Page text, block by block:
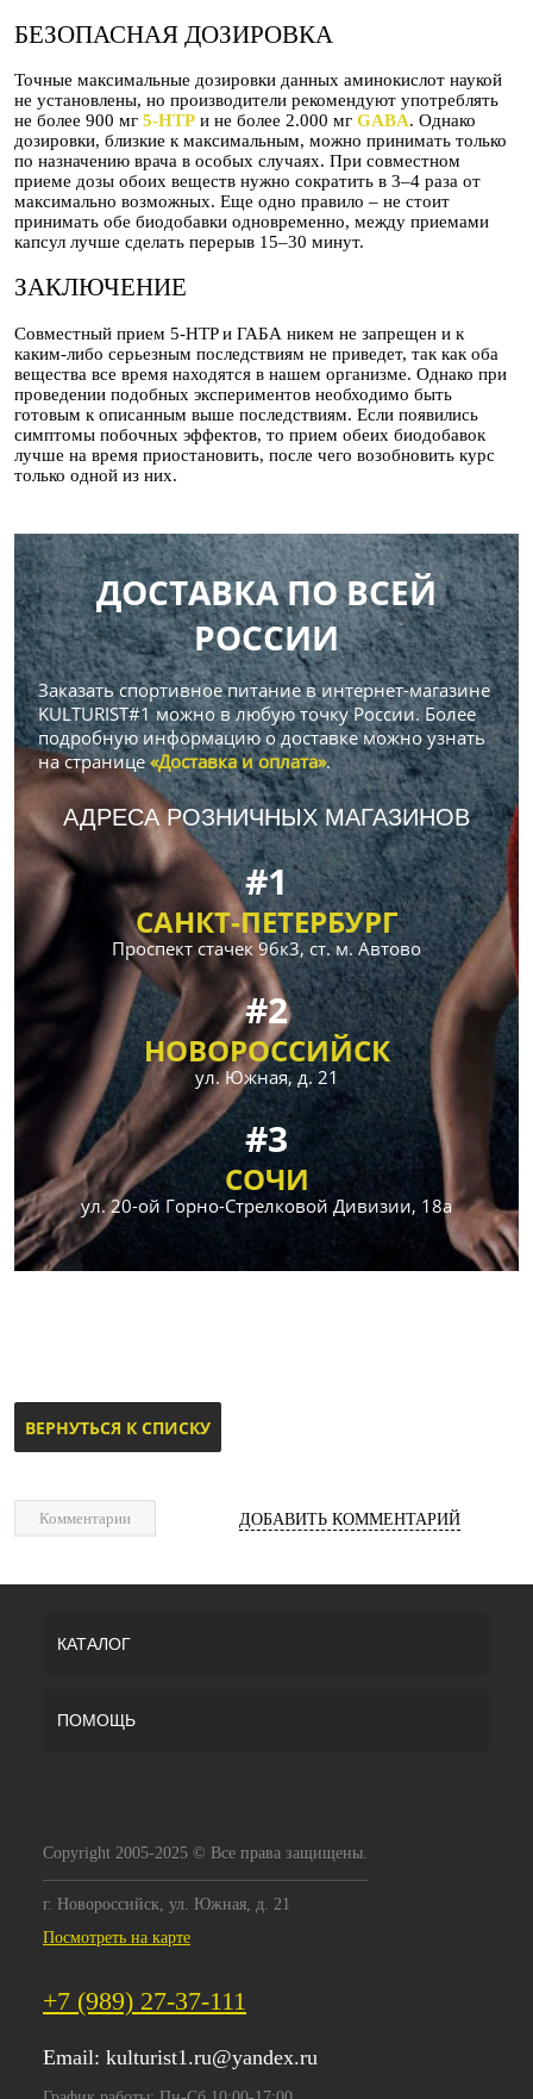
БЕЗОПАСНАЯ ДОЗИРОВКА
Точные максимальные дозировки данных аминокислот наукой
не установлены, но производители рекомендуют употреблять
не более 900 мг 5-HTP и не более 2.000 мг GABA. Однако
дозировки, близкие к максимальным, можно принимать только
по назначению врача в особых случаях. При совместном
приеме дозы обоих веществ нужно сократить в 3–4 раза от
максимально возможных. Еще одно правило – не стоит
принимать обе биодобавки одновременно, между приемами
капсул лучше сделать перерыв 15–30 минут.
ЗАКЛЮЧЕНИЕ
Совместный прием 5-HTP и ГАБА никем не запрещен и к
каким-либо серьезным последствиям не приведет, так как оба
вещества все время находятся в нашем организме. Однако при
проведении подобных экспериментов необходимо быть
готовым к описанным выше последствиям. Если появились
симптомы побочных эффектов, то прием обеих биодобавок
лучше на время приостановить, после чего возобновить курс
только одной из них.
ДОСТАВКА ПО ВСЕЙ
РОССИИ
Заказать спортивное питание в интернет-магазине
KULTURIST#1 можно в любую точку России. Более
подробную информацию о доставке можно узнать
на странице«Доставка и оплата».
АДРЕСА РОЗНИЧНЫХ МАГАЗИНОВ
#1
САНКТ-ПЕТЕРБУРГ
Проспект стачек 96к3, ст. м. Автово
#2
НОВОРОССИЙСК
ул. Южная, д. 21
#3
СОЧИ
ул. 20-ой Горно-Стрелковой Дивизии, 18а
ВЕРНУТЬСЯ К СПИСКУ
Комментарии ДОБАВИТЬ КОММЕНТАРИЙ
КАТАЛОГ
ПОМОЩЬ
Copyright 2005-2025 © Все права защищены.
г. Новороссийск, ул. Южная, д. 21
Посмотреть на карте
+7 (989) 27-37-111
Email: kulturist1.ru@yandex.ru